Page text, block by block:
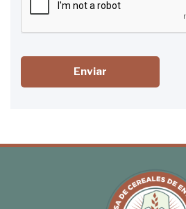
Enviar